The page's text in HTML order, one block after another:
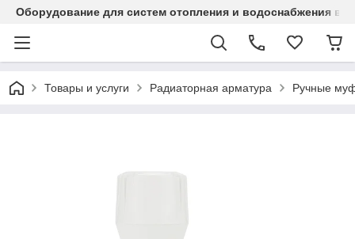
Оборудование для систем отопления и водоснабжения в
Товары и услуги Радиаторная арматура Ручные